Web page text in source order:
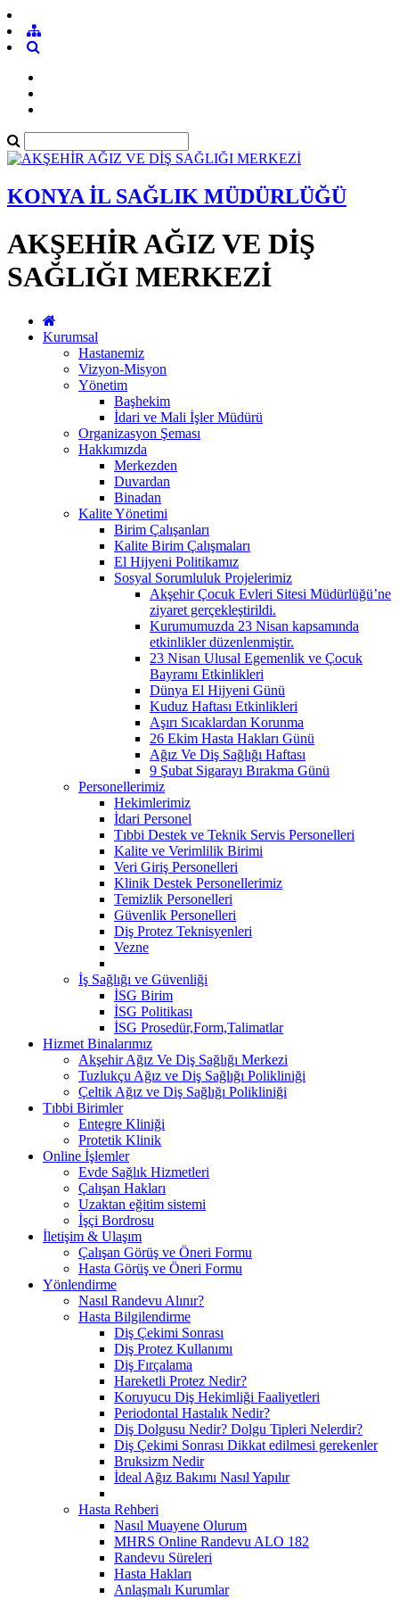
KONYA İL SAĞLIK MÜDÜRLÜĞÜ
AKŞEHİR AĞIZ VE DİŞ
SAĞLIĞI MERKEZİ
Kurumsal
Hastanemiz
Vizyon-Misyon
Yönetim
Başhekim
İdari ve Mali İşler Müdürü
Organizasyon Şeması
Hakkımızda
Merkezden
Duvardan
Binadan
Kalite Yönetimi
Birim Çalışanları
Kalite Birim Çalışmaları
El Hijyeni Politikamız
Sosyal Sorumluluk Projelerimiz
Akşehir Çocuk Evleri Sitesi Müdürlüğü’ne
ziyaret gerçekleştirildi.
Kurumumuzda 23 Nisan kapsamında
etkinlikler düzenlenmiştir.
23 Nisan Ulusal Egemenlik ve Çocuk
Bayramı Etkinlikleri
Dünya El Hijyeni Günü
Kuduz Haftası Etkinlikleri
Aşırı Sıcaklardan Korunma
26 Ekim Hasta Hakları Günü
Ağız Ve Diş Sağlığı Haftası
9 Şubat Sigarayı Bırakma Günü
Personellerimiz
Hekimlerimiz
İdari Personel
Tıbbi Destek ve Teknik Servis Personelleri
Kalite ve Verimlilik Birimi
Veri Giriş Personelleri
Klinik Destek Personellerimiz
Temizlik Personelleri
Güvenlik Personelleri
Diş Protez Teknisyenleri
Vezne
İş Sağlığı ve Güvenliği
İSG Birim
İSG Politikası
İSG Prosedür,Form,Talimatlar
Hizmet Binalarımız
Akşehir Ağız Ve Diş Sağlığı Merkezi
Tuzlukçu Ağız ve Diş Sağlığı Polikliniği
Çeltik Ağız ve Diş Sağlığı Polikliniği
Tıbbi Birimler
Entegre Kliniği
Protetik Klinik
Online İşlemler
Evde Sağlık Hizmetleri
Çalışan Hakları
Uzaktan eğitim sistemi
İşçi Bordrosu
İletişim & Ulaşım
Çalışan Görüş ve Öneri Formu
Hasta Görüş ve Öneri Formu
Yönlendirme
Nasıl Randevu Alınır?
Hasta Bilgilendirme
Diş Çekimi Sonrası
Diş Protez Kullanımı
Diş Fırçalama
Hareketli Protez Nedir?
Koruyucu Diş Hekimliği Faaliyetleri
Periodontal Hastalık Nedir?
Diş Dolgusu Nedir? Dolgu Tipleri Nelerdir?
Diş Çekimi Sonrası Dikkat edilmesi gerekenler
Bruksizm Nedir
İdeal Ağız Bakımı Nasıl Yapılır
Hasta Rehberi
Nasıl Muayene Olurum
MHRS Online Randevu ALO 182
Randevu Süreleri
Hasta Hakları
Anlaşmalı Kurumlar